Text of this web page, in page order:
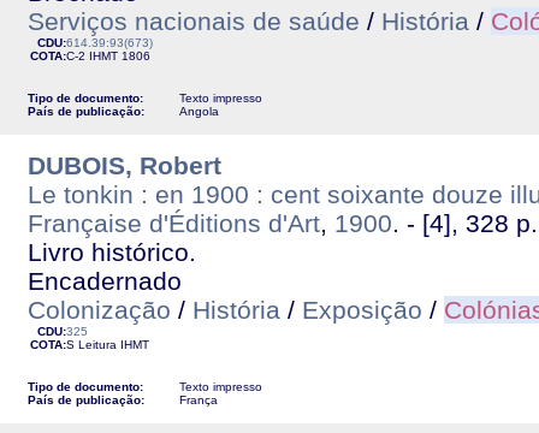
Serviços nacionais de saúde / História /
CDU:614.39:93(673)
COTA:C-2 IHMT 1806
Tipo de documento:
Texto impresso
País de publicação:
Angola
DUBOIS, Robert
Le tonkin : en 1900 : cent soixante douze
Française d'Éditions d'Art, 1900. - [4], 328
Livro histórico.
Encadernado
Colonização / História / Exposição /
CDU:325
COTA:S Leitura IHMT
Tipo de documento:
Texto impresso
País de publicação:
França